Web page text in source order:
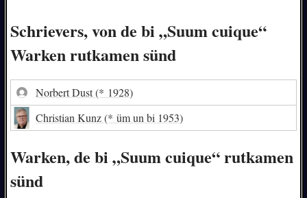
Schrievers, von de bi „Suum cuique“
Warken rutkamen sünd
Norbert Dust(* 1928)
Christian Kunz(* üm un bi 1953)
Warken, de bi „Suum cuique“ rutkamen
sünd